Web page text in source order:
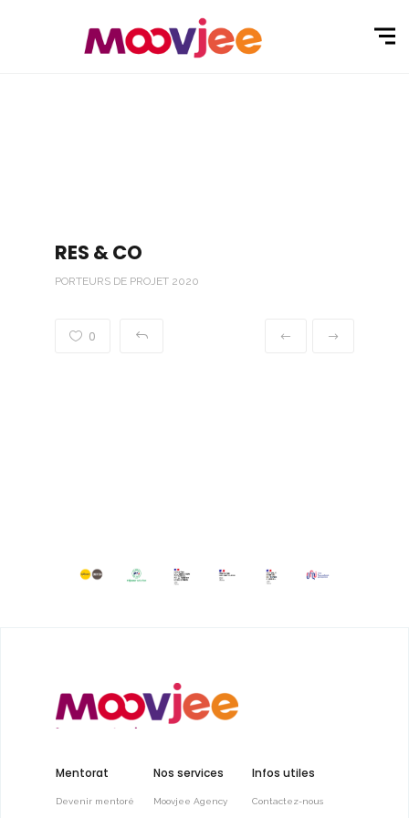
RES & CO
PORTEURS DE PROJET 2020
0
Mentorat
Devenir mentoré
Nos services
Moovjee Agency
Infos utiles
Contactez-nous